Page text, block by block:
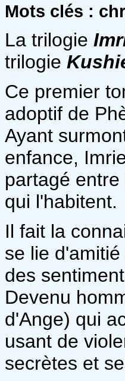
Mots clés :
La trilogie
trilogie
Ce premier
adoptif de
Ayant
enfance,
partagé
qui l'habitent.
Il fait la
se lie
des
Devenu
d'Ange) qui
usant de
secrètes et